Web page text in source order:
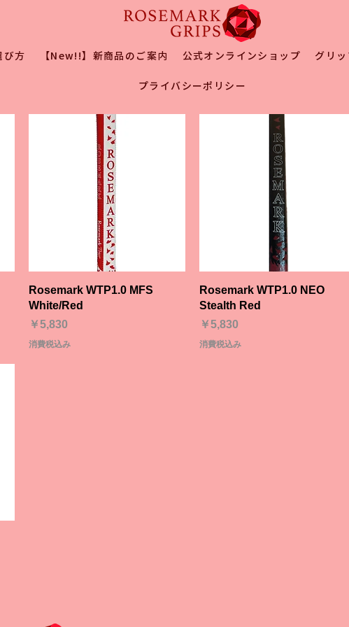
び方 【New!!】新商品のご案内 公式オンラインショップ グリ
プライバシーポリシー
クイックビュー
Rosemark WTP1.0 MFS
White/Red
価格
￥5,830
消費税込み
クイックビュー
Rosemark WTP1.0 NEO
Stealth Red
価格
￥5,830
消費税込み